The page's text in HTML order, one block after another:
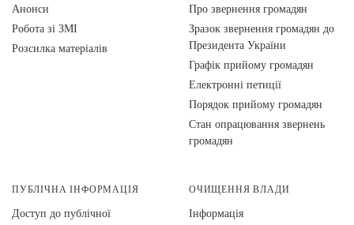
Анонси
Робота зі ЗМІ
Розсилка матеріалів
Про звернення громадян
Зразок звернення громадян до
Президента України
Графік прийому громадян
Електронні петиції
Порядок прийому громадян
Стан опрацювання звернень
громадян
ПУБЛІЧНА ІНФОРМАЦІЯ
Доступ до публічної
ОЧИЩЕННЯ ВЛАДИ
Інформація